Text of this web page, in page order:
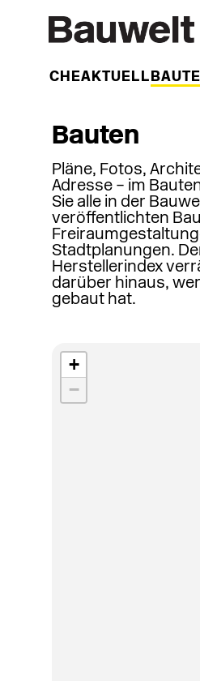
WOCHEAKTUELL
Bauten
Pläne, Fotos,
Adresse – im
Sie alle in der
veröffentlichten
Stadtplanungen.
Herstellerindex
darüber hinaus,
gebaut hat.
+
−